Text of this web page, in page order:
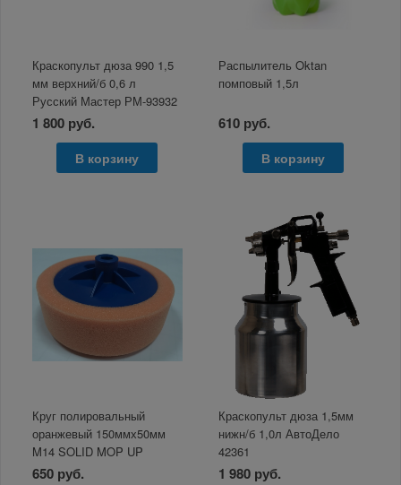
Краскопульт дюза 990 1,5
мм верхний/б 0,6 л
Русский Мастер РМ-93932
1 800 руб.
В корзину
Распылитель Oktan
помповый 1,5л
610 руб.
В корзину
Круг полировальный
оранжевый 150ммх50мм
M14 SOLID MOP UP
650 руб.
Краскопульт дюза 1,5мм
нижн/б 1,0л АвтоДело
42361
1 980 руб.